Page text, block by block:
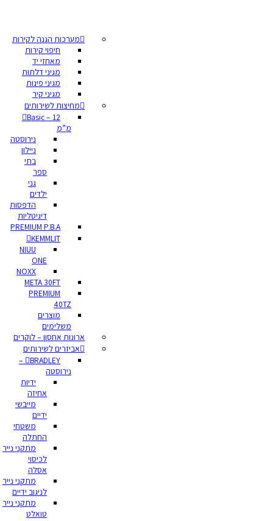
מערכות הגנה לקירות
חיפוי קירות
מאחזי יד
מגיני דלתות
מגיני פינות
מגיני קיר
מחיצות לשירותים
Basic – 12
מ”מ
נירוסטה
ניילון
בתי
ספר
גני
ילדים
הדפסות
דיגיטליות
PREMIUM P.B.A
KEMMLIT
NIUU
ONE
NOXX
META 30FT
PREMIUM
40TZ
מוצרים
משלימים
ארונות אחסון – לוקרים
אביזרים לשירותים
BRADLEY –
נירוסטה
ידיות
אחיזה
מייבשי
ידיים
משטחי
החתלה
מתקני נייר
לכיסוי
אסלה
מתקני נייר
לניגוב ידיים
מתקני נייר
טואלט